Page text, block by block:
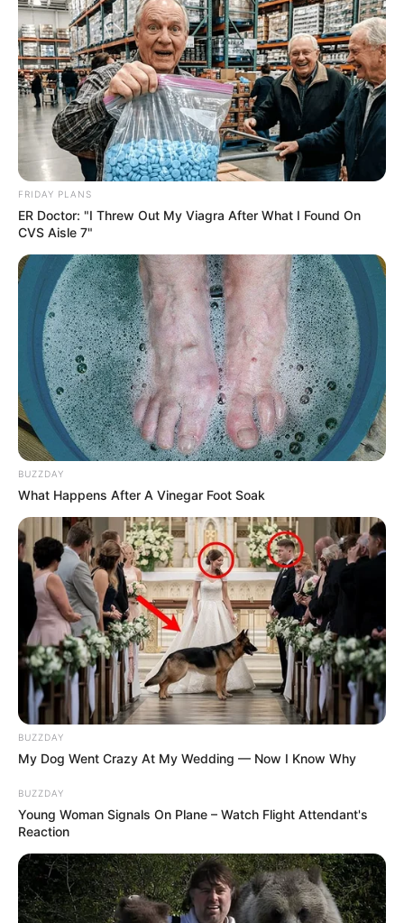
Latinas arts
FRIDAY PLANS
ER Doctor: "I Threw Out My Viagra After What I Found On
CVS Aisle 7"
BUZZDAY
What Happens After A Vinegar Foot Soak
BUZZDAY
My Dog Went Crazy At My Wedding — Now I Know Why
BUZZDAY
Young Woman Signals On Plane – Watch Flight Attendant's
Reaction